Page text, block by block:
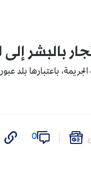
بالبشر إلى
باعتبارها بلد
0